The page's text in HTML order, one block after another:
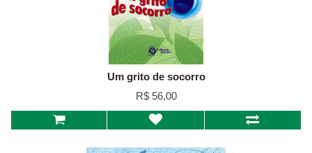
Um grito de socorro
R$ 56,00